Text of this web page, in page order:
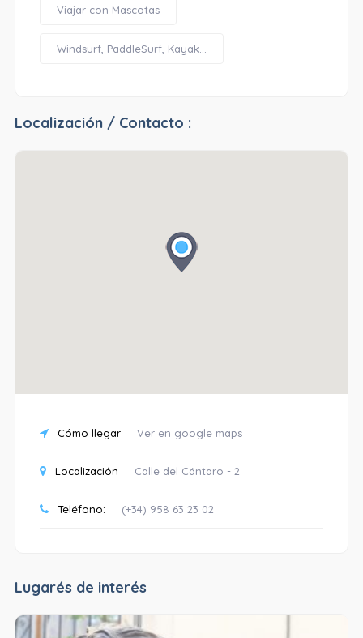
Viajar con Mascotas
Windsurf, PaddleSurf, Kayak...
Localización / Contacto :
Cómo llegar Ver en google maps
Localización Calle del Cántaro - 2
Teléfono: (+34) 958 63 23 02
Lugarés de interés